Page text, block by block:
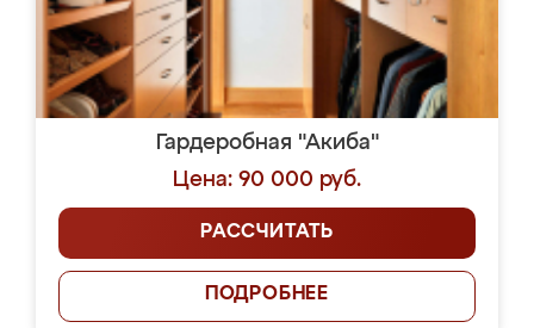
Гардеробная "Акиба"
Цена: 90 000 руб.
РАССЧИТАТЬ
ПОДРОБНЕЕ